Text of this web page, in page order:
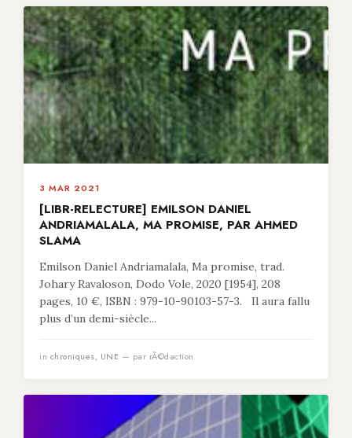
3 MAR 2021
[LIBR-RELECTURE] EMILSON DANIEL
ANDRIAMALALA, MA PROMISE, PAR AHMED
SLAMA
Emilson Daniel Andriamalala, Ma promise, trad.
Johary Ravaloson, Dodo Vole, 2020 [1954], 208
pages, 10 €, ISBN : 979-10-90103-57-3. Il aura fallu
plus d’un demi-siècle...
in chroniques, UNE — par rÃ©daction